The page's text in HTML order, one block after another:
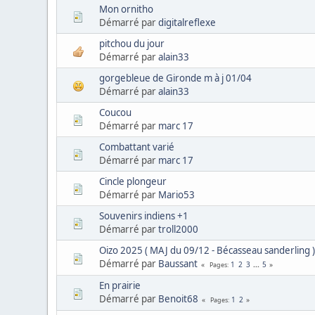
Mon ornitho
Démarré pardigitalreflexe
pitchou du jour
Démarré paralain33
gorgebleue de Gironde m à j 01/04
Démarré paralain33
Coucou
Démarré par marc 17
Combattant varié
Démarré par marc 17
Cincle plongeur
Démarré par Mario53
Souvenirs indiens +1
Démarré partroll2000
Oizo 2025 ( MAJ du 09/12 - Bécasseau sanderling )
Démarré par Baussant Pages 1 2 3 ... 5
En prairie
Démarré par Benoit68 Pages 1 2